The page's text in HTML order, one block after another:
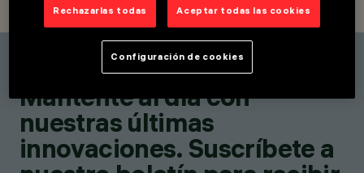
ENCUENTRA UN CONTACTO ENVIAR SOLICITUD
Encuentra un contacto
Mantente al día con
nuestras últimas
innovaciones. Suscríbete a
Rechazarlas todas Aceptar todas las cookies
Configuración de cookies